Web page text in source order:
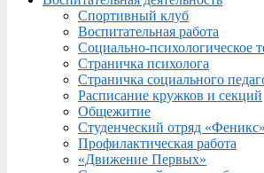
Спортивный клуб
Воспитательная работа
Социально-психологическое
Страничка психолога
Страничка социального
Расписание кружков и секций
Общежитие
Студенческий отряд «Феникс»
Профилактическая работа
«Движение Первых»